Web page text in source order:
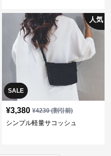
SALE
人気
¥3,380 ¥4230(割引前)
シンプル軽量サコッシュ